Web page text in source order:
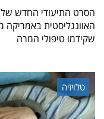
הסרט התיעודי החדש
האוונגליסטית באמריקה
שקידמו טיפולי המרה
טלויזיה